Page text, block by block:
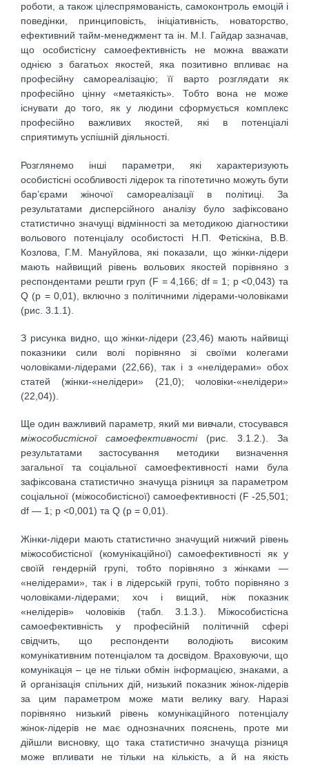
роботи, а також цілеспрямованість, самоконтроль емоцій і
поведінки, принциповість, ініціативність, новаторство,
ефективний тайм-менеджмент та ін. М.І. Гайдар зазначав,
що особистісну самоефективність не можна вважати
однією з багатьох якостей, яка позитивно впливає на
професійну самореалізацію; її варто розглядати як
професійно цінну «метаякість». Тобто вона не може
існувати до того, як у людини сформується комплекс
професійно важливих якостей, які в потенціалі
сприятимуть успішній діяльності.
Розглянемо інші параметри, які характеризують
особистісні особливості лідерок та гіпотетично можуть бути
бар’єрами жіночої самореалізації в політиці. За
результатами дисперсійного аналізу було зафіксовано
статистично значущі відмінності за методикою діагностики
вольового потенціалу особистості Н.П. Фетіскіна, В.В.
Козлова, Г.М. Мануйлова, які показали, що жінки-лідери
мають найвищий рівень вольових якостей порівняно з
респондентами решти груп (F = 4,166; df = 1; p <0,043) та
Q (р = 0,01), включно з політичними лідерами-чоловіками
(рис. 3.1.1).
З рисунка видно, що жінки-лідери (23,46) мають найвищі
показники сили волі порівняно зі своїми колегами
чоловіками-лідерами (22,66), так і з «нелідерами» обох
статей (жінки-«нелідери» (21,0); чоловіки-«нелідери»
(22,04)).
Ще один важливий параметр, який ми вивчали, стосувався
міжособистісної самоефективності(рис. 3.1.2.). За
результатами застосування методики визначення
загальної та соціальної самоефективності нами була
зафіксована статистично значуща різниця за параметром
соціальної (міжособистісної) самоефективності (F -25,501;
df — 1; p <0,001) та Q (р = 0,01).
Жінки-лідери мають статистично значущий нижчий рівень
міжособистісної (комунікаційної) самоефективності як у
своїй гендерній групі, тобто порівняно з жінками —
«нелідерами», так і в лідерській групі, тобто порівняно з
чоловіками-лідерами; хоч і вищий, ніж показник
«нелідерів» чоловіків (табл. 3.1.3.). Міжособистісна
самоефективність у професійній політичній сфері
свідчить, що респонденти володіють високим
комунікативним потенціалом та досвідом. Враховуючи, що
комунікація – це не тільки обмін інформацією, знаками, а
й організація спільних дій, низький показник жінок-лідерів
за цим параметром може мати велику вагу. Наразі
порівняно низький рівень комунікаційного потенціалу
жінок-лідерів не має однозначних пояснень, проте ми
дійшли висновку, що така статистично значуща різниця
може впливати не тільки на кількість, а й на якість